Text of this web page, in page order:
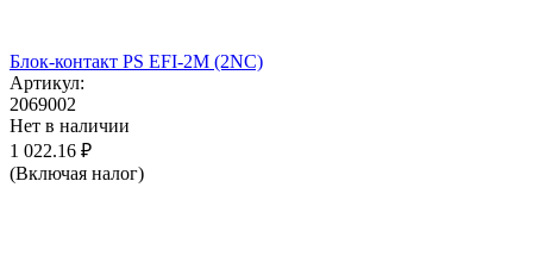
Блок-контакт PS EFI-2M (2NC)
Артикул:
2069002
Нет в наличии
1 022.16 ₽
(Включая налог)